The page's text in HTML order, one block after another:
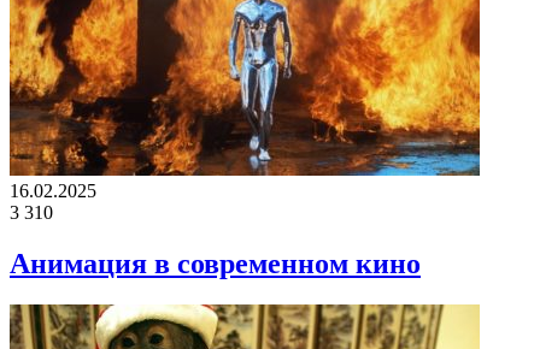
16.02.2025
3 310
Анимация в современном кино